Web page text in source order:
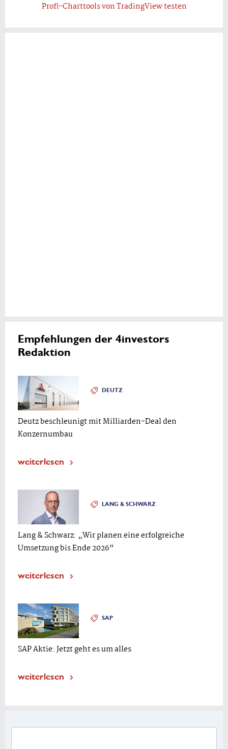
Profi-Charttools von TradingView testen
Empfehlungen der 4investors
Redaktion
DEUTZ
Deutz beschleunigt mit Milliarden-Deal den
Konzernumbau
weiterlesen
LANG & SCHWARZ
Lang & Schwarz: „Wir planen eine erfolgreiche
Umsetzung bis Ende 2026“
weiterlesen
SAP
SAP Aktie: Jetzt geht es um alles
weiterlesen